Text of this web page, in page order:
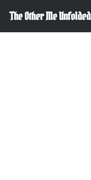
content
The Other Me Unfolded